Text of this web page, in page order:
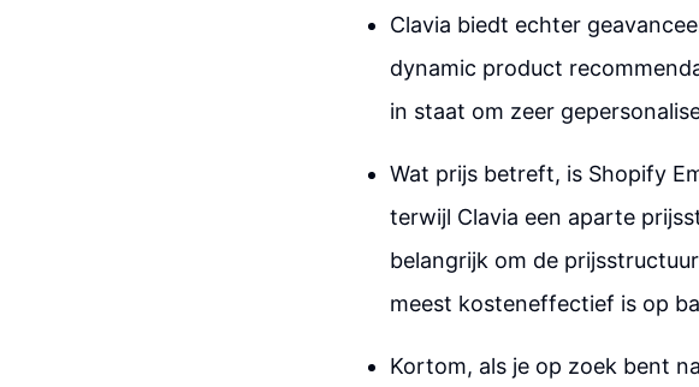
Clavia biedt echter
dynamic product
in staat om zeer
Wat prijs betreft, is Shopify
terwijl Clavia een aparte
belangrijk om de
meest kosteneffectief is op
Kortom, als je op zoek bent